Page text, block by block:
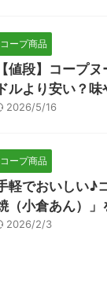
コープ商品
【値段】コープ
ドルより安い？
2026/5/16
コープ商品
軽でおいしい♪
（小倉あん）」
2026/2/3